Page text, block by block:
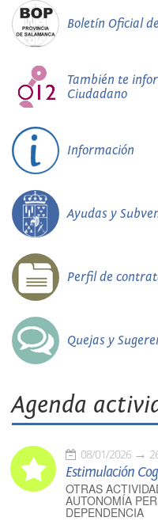
Boletín Oficial
También te
Ciudadano
Información
Ayudas y
Perfil de
Quejas y
Agenda
08/01/2026
Estimulación
OTRAS
AUTONOMÍA
DEPENDENCIA